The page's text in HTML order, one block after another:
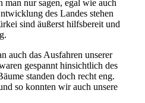
man nur sagen, egal wie auch
des Landes stehen
sind äußerst hilfsbereit und
auch das Ausfahren unserer
gespannt hinsichtlich des
standen doch recht eng.
so konnten wir auch unsere